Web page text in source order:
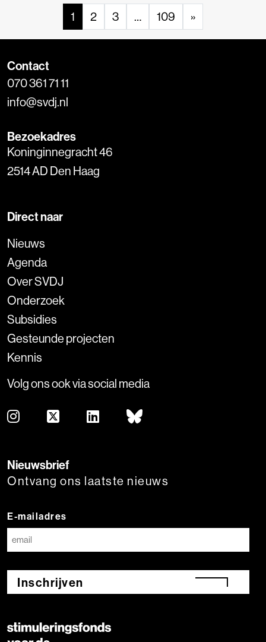
1 2 3 … 109 »
Contact
070 361 71 11
info@svdj.nl
Bezoekadres
Koninginnegracht 46
2514 AD Den Haag
Direct naar
Nieuws
Agenda
Over SVDJ
Onderzoek
Subsidies
Gesteunde projecten
Kennis
Volg ons ook via social media
Nieuwsbrief
Ontvang ons laatste nieuws
E-mailadres
Inschrijven